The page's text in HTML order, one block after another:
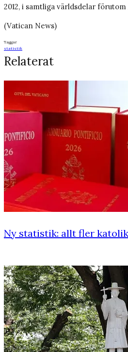
2012, i samtliga världsdelar förutom
(Vatican News)
Taggar
statistik
Relaterat
Ny statistik: allt fler